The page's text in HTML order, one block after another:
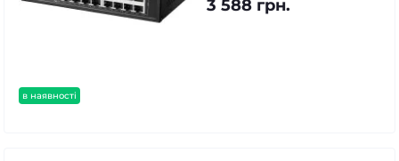
в наявності
3 588 грн.